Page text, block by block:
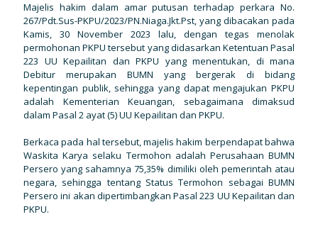
Majelis hakim dalam amar putusan terhadap perkara No.
267/Pdt.Sus-PKPU/2023/PN.Niaga.Jkt.Pst, yang dibacakan pada
Kamis, 30 November 2023 lalu, dengan tegas menolak
permohonan PKPU tersebut yang didasarkan Ketentuan Pasal
223 UU Kepailitan dan PKPU yang menentukan, di mana
Debitur merupakan BUMN yang bergerak di bidang
kepentingan publik, sehingga yang dapat mengajukan PKPU
adalah Kementerian Keuangan, sebagaimana dimaksud
dalam Pasal 2 ayat (5) UU Kepailitan dan PKPU.
Berkaca pada hal tersebut, majelis hakim berpendapat bahwa
Waskita Karya selaku Termohon adalah Perusahaan BUMN
Persero yang sahamnya 75,35% dimiliki oleh pemerintah atau
negara, sehingga tentang Status Termohon sebagai BUMN
Persero ini akan dipertimbangkan Pasal 223 UU Kepailitan dan
PKPU.